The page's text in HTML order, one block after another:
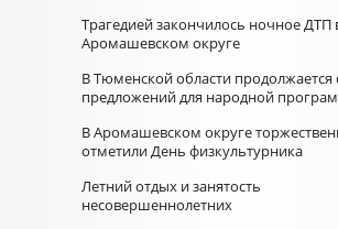
Трагедией закончилось ночное ДТП
Аромашевском округе
В Тюменской области продолжается
предложений для народной
В Аромашевском округе
отметили День физкультурника
Летний отдых и занятость
несовершеннолетних